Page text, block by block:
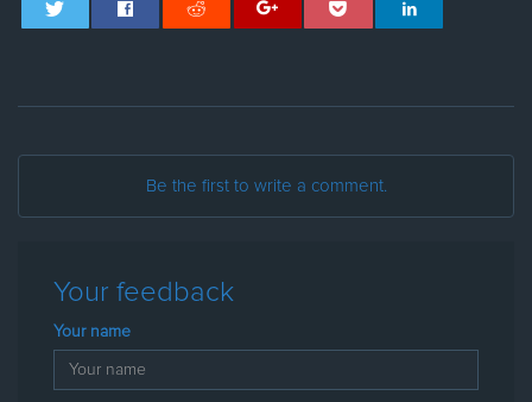
Be the first to write a comment.
Your feedback
Your name